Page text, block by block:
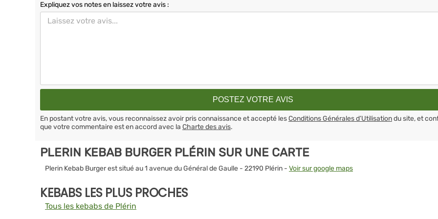
Expliquez vos notes en laissez votre avis :
En postant votre avis, vous reconnaissez avoir pris connaissance et accepté lesConditions Générales d’Utilisationdu site, et
que votre commentaire est en accord avec la Charte des avis.
PLERIN KEBAB BURGER PLÉRIN SUR UNE CARTE
Plerin Kebab Burger est situé au 1 avenue du Général de Gaulle - 22190 Plérin - Voir sur google maps
KEBABS LES PLUS PROCHES
Tous les kebabs de Plérin